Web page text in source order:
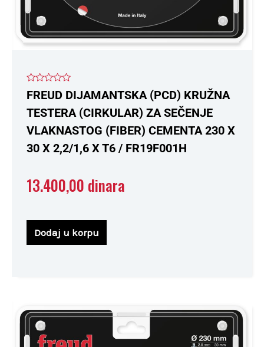
Ocenjeno
sa
FREUD DIJAMANTSKA (PCD) KRUŽNA
TESTERA (CIRKULAR) ZA SEČENJE
VLAKNASTOG (FIBER) CEMENTA 230 X
30 X 2,2/1,6 X T6 / FR19F001H
13.400,00 dinara
Dodaj u korpu